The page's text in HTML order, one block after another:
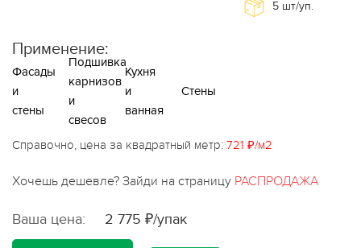
5 шт/уп.
Применение:
Фасады
и
стены
Подшивка
карнизов
и
свесов
Кухня
и
ванная
Стены
Справочно, цена за квадратный метр: 721 ₽/м2
Хочешь дешевле? Зайди на страницу РАСПРОДАЖА
Ваша цена: 2 775 ₽/упак